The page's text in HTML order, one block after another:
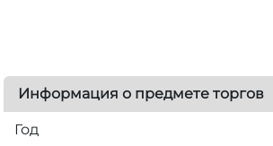
Информация о предмете торгов
Год